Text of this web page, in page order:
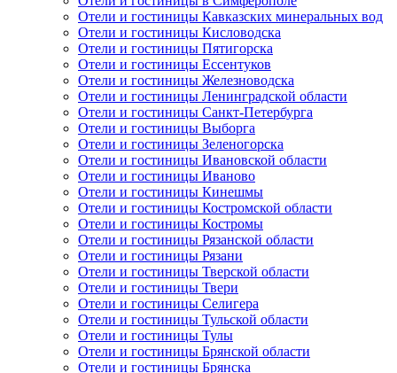
Отели и гостиницы Кавказских минеральных вод
Отели и гостиницы Кисловодска
Отели и гостиницы Пятигорска
Отели и гостиницы Ессентуков
Отели и гостиницы Железноводска
Отели и гостиницы Ленинградской области
Отели и гостиницы Санкт-Петербурга
Отели и гостиницы Выборга
Отели и гостиницы Зеленогорска
Отели и гостиницы Ивановской области
Отели и гостиницы Иваново
Отели и гостиницы Кинешмы
Отели и гостиницы Костромской области
Отели и гостиницы Костромы
Отели и гостиницы Рязанской области
Отели и гостиницы Рязани
Отели и гостиницы Тверской области
Отели и гостиницы Твери
Отели и гостиницы Селигера
Отели и гостиницы Тульской области
Отели и гостиницы Тулы
Отели и гостиницы Брянской области
Отели и гостиницы Брянска